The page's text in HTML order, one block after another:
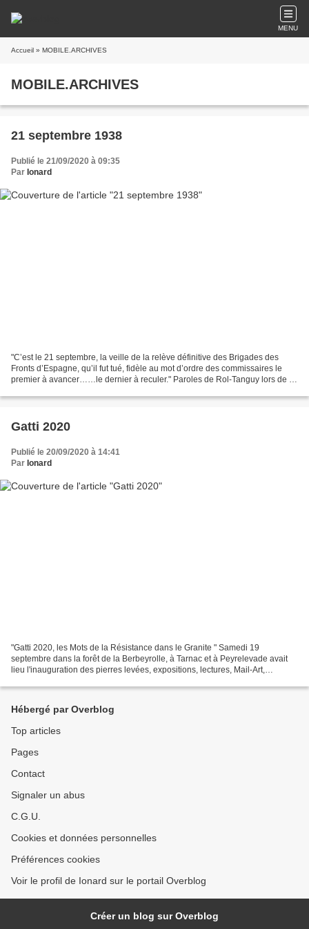
MENU
Accueil » MOBILE.ARCHIVES
MOBILE.ARCHIVES
21 septembre 1938
Publié le 21/09/2020 à 09:35
Par Ionard
"C’est le 21 septembre, la veille de la relève définitive des Brigades des
Fronts d’Espagne, qu’il fut tué, fidèle au mot d’ordre des commissaires le
premier à avancer……le dernier à reculer." Paroles de Rol-Tanguy lors de la
Gatti 2020
Publié le 20/09/2020 à 14:41
Par Ionard
"Gatti 2020, les Mots de la Résistance dans le Granite " Samedi 19
septembre dans la forêt de la Berbeyrolle, à Tarnac et à Peyrelevade avait
lieu l'inauguration des pierres levées, expositions, lectures, Mail-Art,
Hébergé par Overblog
Top articles
Pages
Contact
Signaler un abus
C.G.U.
Cookies et données personnelles
Préférences cookies
Voir le profil de Ionard sur le portail Overblog
Créer un blog sur Overblog